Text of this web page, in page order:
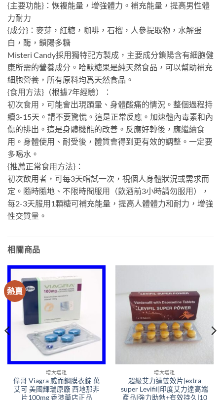
{主要功能}：恢複能量，增強體力。補充能量，提高男性體
力耐力
{成分}：麥芽，紅糖，咖啡，石榴，人參提取物，水解蛋
白，酶，鎖陽多糖
Misteri Candy採用獨特配方製成，主要成分鎖陽含有細胞健
康所需的營養成分。哈默糖果是純天然食品，可以幫助補充
細胞營養，所有原料均爲天然食品。
{食用方法}（根據7年經驗）：
初次食用，可能會出現頭暈、身體酸痛的情況。整個過程持
續3-15天。請不要驚慌。這是正常反應。加速體內毒素和內
傷的排出。這是身體機能的改善。反應好轉後，應繼續食
用。身體使用、耐受後，體質會得到更有效的調整。一定要
多喝水。
{推薦正常食用方法}：
初次飲用者，可每3天嚐試一次，視個人身體狀況或需求而
定。隨時隨地、不限時間服用（飲酒前3小時請勿服用），
每2-3天服用1顆糖可補充能量，提高人體體力和耐力，增強
性交質量。
相關商品
熱賣
增大增粗
偉哥 Viagra 威而鋼膜衣錠 萬
艾可 美國輝瑞原廠 西地那非
片100mg 香港藥店正品
增大增粗
超級艾力達雙效片|extra
super Levifil|印度艾力達高端
產品|強力助勃+有效持久|10